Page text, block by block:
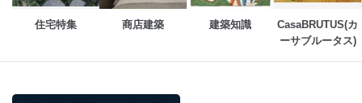
じて、個人情報保護マネジメントシステムを継続的に改
住宅特集 商店建築 建築知識
CasaBRUTUS(カ
ーサブルータス)